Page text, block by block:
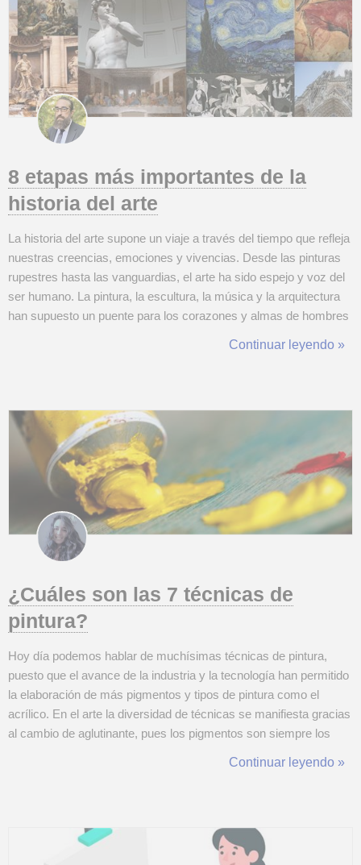
8 etapas más importantes de la
historia del arte
La historia del arte supone un viaje a través del tiempo que refleja
nuestras creencias, emociones y vivencias. Desde las pinturas
rupestres hasta las vanguardias, el arte ha sido espejo y voz del
ser humano. La pintura, la escultura, la música y la arquitectura
han supuesto un puente para los corazones y almas de hombres
historias sin palabras, preservar recuerdos y despertar emo...
Continuar leyendo »
¿Cuáles son las 7 técnicas de
pintura?
Hoy día podemos hablar de muchísimas técnicas de pintura,
puesto que el avance de la industria y la tecnología han permitido
la elaboración de más pigmentos y tipos de pintura como el
acrílico. En el arte la diversidad de técnicas se manifiesta gracias
al cambio de aglutinante, pues los pigmentos son siempre los
como dice la palabra hace de porte a la pintura que se le adhiera
Continuar leyendo »